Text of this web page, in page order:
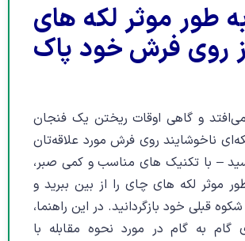
طور موثر لکه های
روی فرش خود پاک
و گاهی اوقات ریختن یک فنجان
ناخوشایند روی فرش مورد علاقه‌تان
– با تکنیک های مناسب و کمی صبر،
موثر لکه های چای را از بین ببرید و
قبلی خود بازگردانید. در این راهنما،
گام به گام در مورد نحوه مقابله با